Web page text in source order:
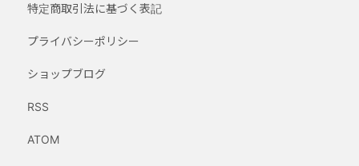
特定商取引法に基づく表記
プライバシーポリシー
ショップブログ
RSS
ATOM